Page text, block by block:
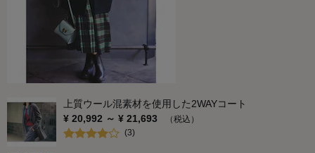
上質ウール混素材を使用した2WAYコート
¥ 20,992 ～ ¥ 21,693
（税込）
(3)